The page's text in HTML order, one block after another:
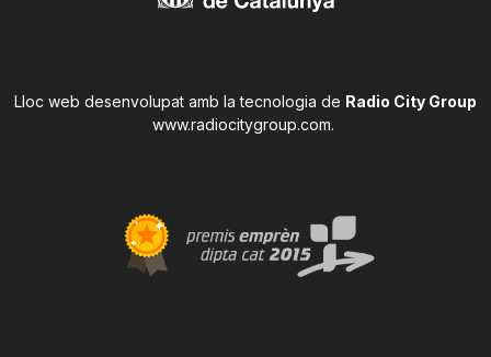
Lloc web desenvolupat amb la tecnologia de Radio City Group
www.radiocitygroup.com.